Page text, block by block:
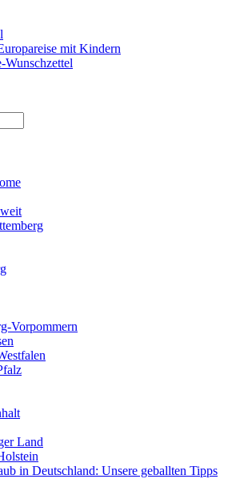
mit Kindern
Wunschzettel
Vorpommern
Land
in Deutschland: Unsere geballten Tipps